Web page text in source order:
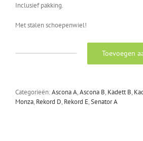
Inclusief pakking.
Met stalen schoepenwiel!
eau
CIH
Toevoegen
Categorieën:Ascona A,Ascona B, Kadett B,
Monza, Rekord D, Rekord E,Senator A